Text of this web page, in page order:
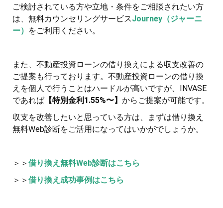
ご検討されている方や立地・条件をご相談されたい方
は、無料カウンセリングサービスJourney（ジャーニ
ー） をご利用ください。
また、不動産投資ローンの借り換えによる収支改善の
ご提案も行っております。不動産投資ローンの借り換
えを個人で行うことはハードルが高いですが、INVASE
であれば 【特別金利1.55%〜】 からご提案が可能です。
収支を改善したいと思っている方は、まずは借り換え
無料Web診断をご活用になってはいかがでしょうか。
＞＞ 借り換え無料Web診断はこちら
＞＞ 借り換え成功事例はこちら